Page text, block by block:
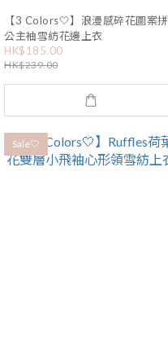
【3 Colors🤍】浪漫感碎花圖案拼
公主袖雪紡花邊上衣
HK$185.00
HK$239.00
Sale🤍